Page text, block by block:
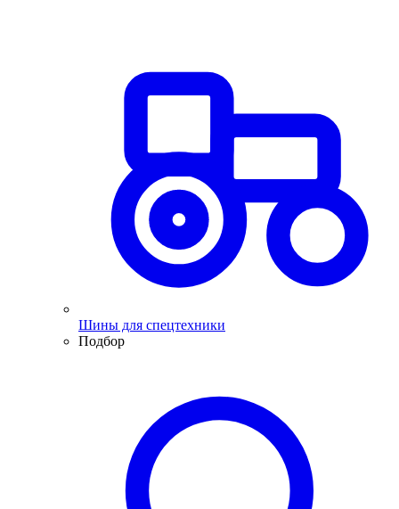
Шины для спецтехники
Подбор